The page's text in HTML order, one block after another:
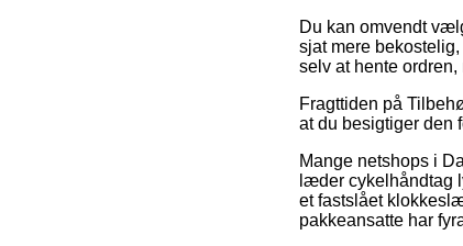
Du kan omvendt
sjat mere
selv at hente
Fragttiden på
at du besigtiger den
Mange netshops i
læder cykelhåndtag
et fastslået
pakkeansatte har